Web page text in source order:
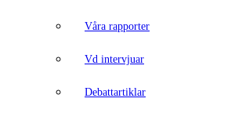
Våra rapporter
Vd intervjuar
Debattartiklar